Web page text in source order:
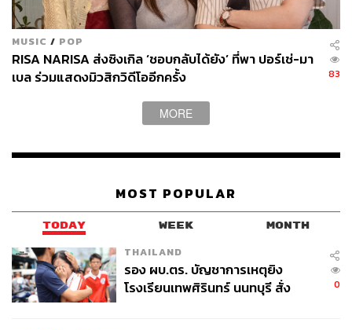
MUSIC / POP
RISA NARISA ส่งซิงเกิล ‘ชอบกลับได้ยัง’ ที่พา ปอร์เช่-มา
เบล ร่วมแสดงมิวสิกวิดีโออีกครั้ง
83
MORE
MOST POPULAR
TODAY WEEK MONTH
THAILAND
รอง ผบ.ตร. บัญชาการเหตุยิง
โรงเรียนเทพศิรินทร์ นนทบุรี สั่ง
0